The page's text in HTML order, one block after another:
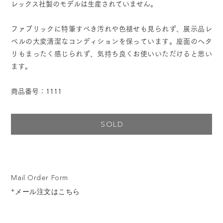
Mail Order Form
*メール注文はこちら
レックス社製のモデルは生産されていません。
ファブリックに特筆すべき汚れや色褪せも見られず、展示品レ
ベルの大変清潔なコンディションを保っています。座面のヘタ
リもまったく感じられず、気持ち良くお使いいただけると思い
ます。
商品番号：1111
SOLD